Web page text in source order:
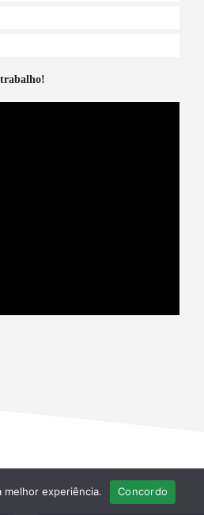
melhor experiência. Concordo